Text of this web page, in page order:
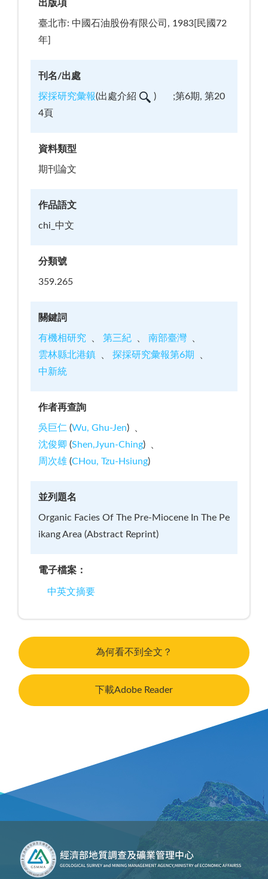
出版項
臺北市: 中國石油股份有限公司, 1983[民國72
年]
刊名/出處
探採研究彙報(出處介紹 )
;第6期, 第20
4頁
資料類型
期刊論文
作品語文
chi_中文
分類號
359.265
關鍵詞
有機相研究 第三紀
南部臺灣
雲林縣北港鎮
探採研究彙報第6期
中新統
作者再查詢
吳巨仁(Wu, Ghu-Jen)
沈俊卿 (Shen,Jyun-Ching)
周次雄(CHou, Tzu-Hsiung)
並列題名
Organic Facies Of The Pre-Miocene In The Pe
ikang Area (Abstract Reprint)
電子檔案：
中英文摘要
為何看不到全文？
下載Adobe Reader